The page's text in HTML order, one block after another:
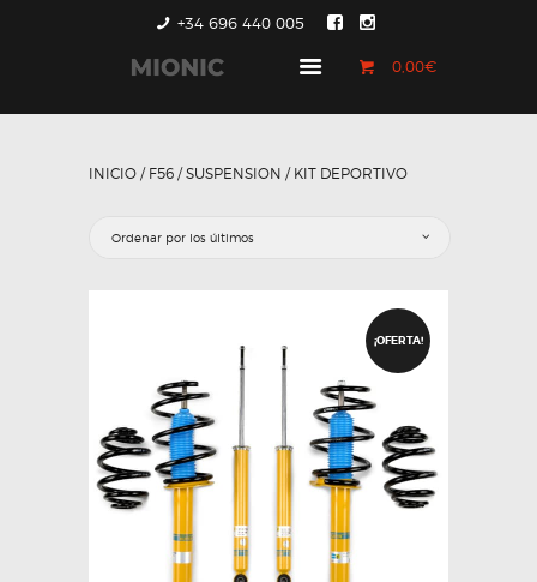
+34 696 440 005
0,00€
GENERACIÓN 1
COUNTRYMAN &
INICIO / F56 /SUSPENSION / KIT DEPORTIVO
¡OFERTA!